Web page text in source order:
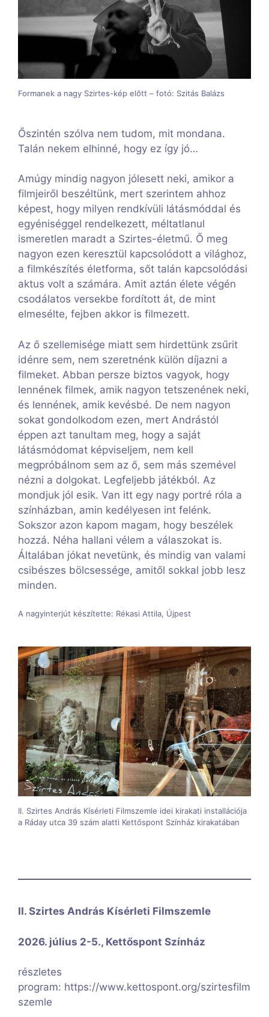
Formanek a nagy Szirtes-kép előtt – fotó: Szitás Balázs
Őszintén szólva nem tudom, mit mondana.
Talán nekem elhinné, hogy ez így jó…
Amúgy mindig nagyon jólesett neki, amikor a
filmjeiről beszéltünk, mert szerintem ahhoz
képest, hogy milyen rendkívüli látásmóddal és
egyéniséggel rendelkezett, méltatlanul
ismeretlen maradt a Szirtes-életmű. Ő meg
nagyon ezen keresztül kapcsolódott a világhoz,
a filmkészítés életforma, sőt talán kapcsolódási
aktus volt a számára. Amit aztán élete végén
csodálatos versekbe fordított át, de mint
elmesélte, fejben akkor is filmezett.
Az ő szellemisége miatt sem hirdettünk zsűrit
idénre sem, nem szeretnénk külön díjazni a
filmeket. Abban persze biztos vagyok, hogy
lennének filmek, amik nagyon tetszenének neki,
és lennének, amik kevésbé. De nem nagyon
sokat gondolkodom ezen, mert Andrástól
éppen azt tanultam meg, hogy a saját
látásmódomat képviseljem, nem kell
megpróbálnom sem az ő, sem más szemével
nézni a dolgokat. Legfeljebb játékból. Az
mondjuk jól esik. Van itt egy nagy portré róla a
színházban, amin kedélyesen int felénk.
Sokszor azon kapom magam, hogy beszélek
hozzá. Néha hallani vélem a válaszokat is.
Általában jókat nevetünk, és mindig van valami
csibészes bölcsessége, amitől sokkal jobb lesz
minden.
A nagyinterjút készítette: Rékasi Attila, Újpest
II. Szirtes András Kísérleti Filmszemle idei kirakati installációja
a Ráday utca 39 szám alatti Kettőspont Színház kirakatában
II. Szirtes András Kísérleti Filmszemle
2026. július 2-5., Kettőspont Színház
részletes
program: https://www.kettospont.org/szirtesfilm
szemle